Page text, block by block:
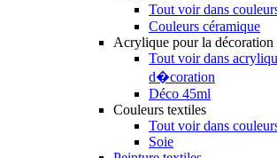
Tout voir dans
Couleurs céramique
Acrylique pour la décoration
Tout voir dans
d�coration
Déco 45ml
Couleurs textiles
Tout voir dans
Soie